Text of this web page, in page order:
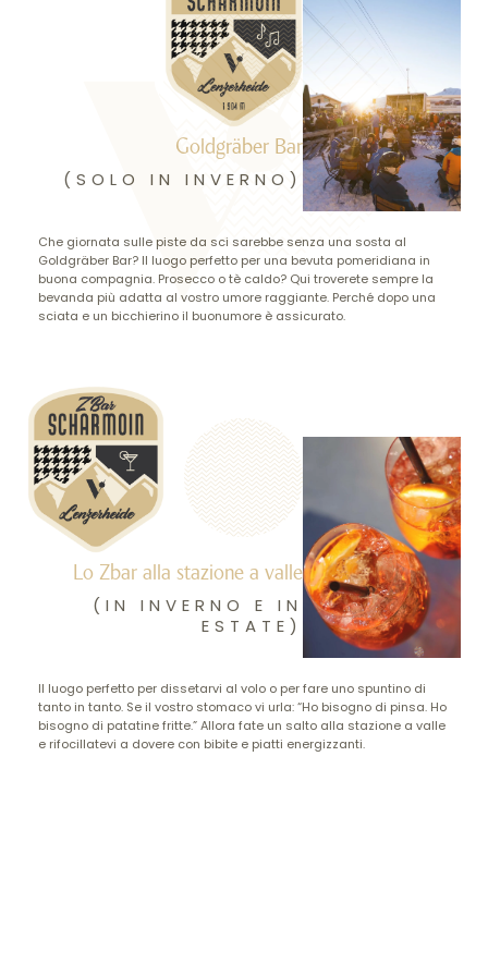
Che giornata sulle piste da sci sarebbe senza una sosta al
Goldgräber Bar? Il luogo perfetto per una bevuta pomeridiana in
buona compagnia. Prosecco o tè caldo? Qui troverete sempre la
bevanda più adatta al vostro umore raggiante. Perché dopo una
sciata e un bicchierino il buonumore è assicurato.
Goldgräber Bar
(SOLO IN INVERNO)
Il luogo perfetto per dissetarvi al volo o per fare uno spuntino di
tanto in tanto. Se il vostro stomaco vi urla: “Ho bisogno di pinsa. Ho
bisogno di patatine fritte.” Allora fate un salto alla stazione a valle
e rifocillatevi a dovere con bibite e piatti energizzanti.
Lo Zbar alla stazione a valle
(IN INVERNO E IN
ESTATE)